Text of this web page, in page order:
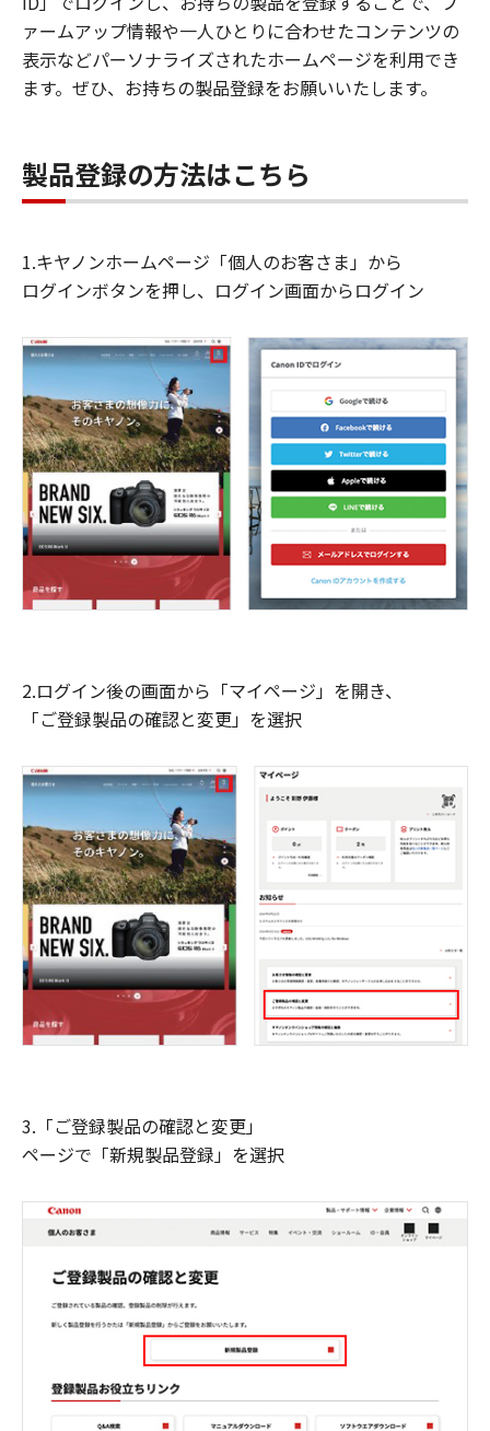
ァームアップ情報や一人ひとりに合わせたコンテンツの
表示などパーソナライズされたホームページを利用でき
ます。ぜひ、お持ちの製品登録をお願いいたします。
製品登録の方法はこちら
1.キヤノンホームページ「個人のお客さま」から
ログインボタンを押し、ログイン画面からログイン
2.ログイン後の画面から「マイページ」を開き、
「ご登録製品の確認と変更」を選択
3.「ご登録製品の確認と変更」
ページで「新規製品登録」を選択